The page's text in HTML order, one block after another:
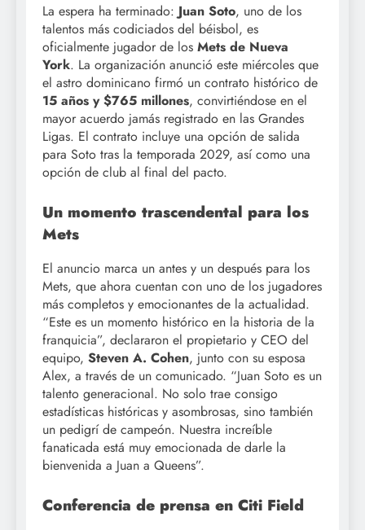
La espera ha terminado: Juan Soto, uno de los
talentos más codiciados del béisbol, es
oficialmente jugador de los Mets de Nueva
York. La organización anunció este miércoles que
el astro dominicano firmó un contrato histórico de
15 años y $765 millones, convirtiéndose en el
mayor acuerdo jamás registrado en las Grandes
Ligas. El contrato incluye una opción de salida
para Soto tras la temporada 2029, así como una
opción de club al final del pacto.
Un momento trascendental para los
Mets
El anuncio marca un antes y un después para los
Mets, que ahora cuentan con uno de los jugadores
más completos y emocionantes de la actualidad.
“Este es un momento histórico en la historia de la
franquicia”, declararon el propietario y CEO del
equipo, Steven A. Cohen, junto con su esposa
Alex, a través de un comunicado. “Juan Soto es un
talento generacional. No solo trae consigo
estadísticas históricas y asombrosas, sino también
un pedigrí de campeón. Nuestra increíble
fanaticada está muy emocionada de darle la
bienvenida a Juan a Queens”.
Conferencia de prensa en Citi Field